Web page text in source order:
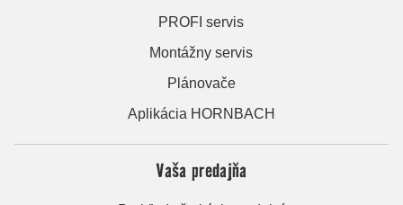
PROFI servis
Montážny servis
Plánovače
Aplikácia HORNBACH
Vaša predajňa